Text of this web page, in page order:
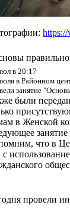
в 20:17
в Районном
занятие
были
в Женской
занятие
что в
с
провели